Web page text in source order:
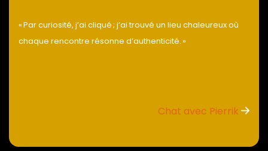
« Par curiosité, j’ai cliqué ; j’ai trouvé un lieu chaleureux où
chaque rencontre résonne d’authenticité. »
Chat avec Pierrik